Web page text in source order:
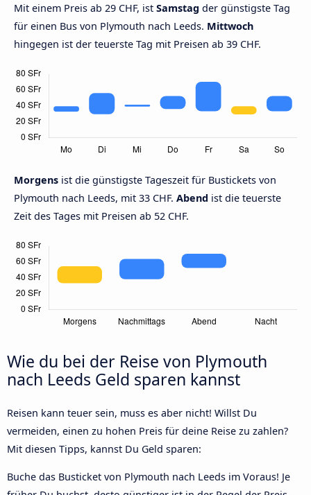
Mit einem Preis ab 29 CHF, ist Samstag der günstigste Tag
für einen Bus von Plymouth nach Leeds. Mittwoch
hingegen ist der teuerste Tag mit Preisen ab 39 CHF.
Morgens ist die günstigste Tageszeit für Bustickets von
Plymouth nach Leeds, mit 33 CHF. Abend ist die teuerste
Zeit des Tages mit Preisen ab 52 CHF.
Wie du bei der Reise von Plymouth
nach Leeds Geld sparen kannst
Reisen kann teuer sein, muss es aber nicht! Willst Du
vermeiden, einen zu hohen Preis für deine Reise zu zahlen?
Mit diesen Tipps, kannst Du Geld sparen:
Buche das Busticket von Plymouth nach Leeds im Voraus! Je